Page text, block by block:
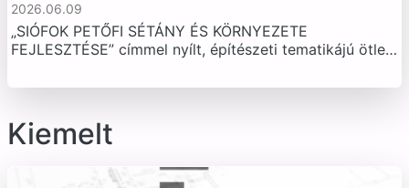
2026.06.09
„SIÓFOK PETŐFI SÉTÁNY ÉS KÖRNYEZETE
FEJLESZTÉSE” címmel nyílt, építészeti tematikájú ötle…
Kiemelt